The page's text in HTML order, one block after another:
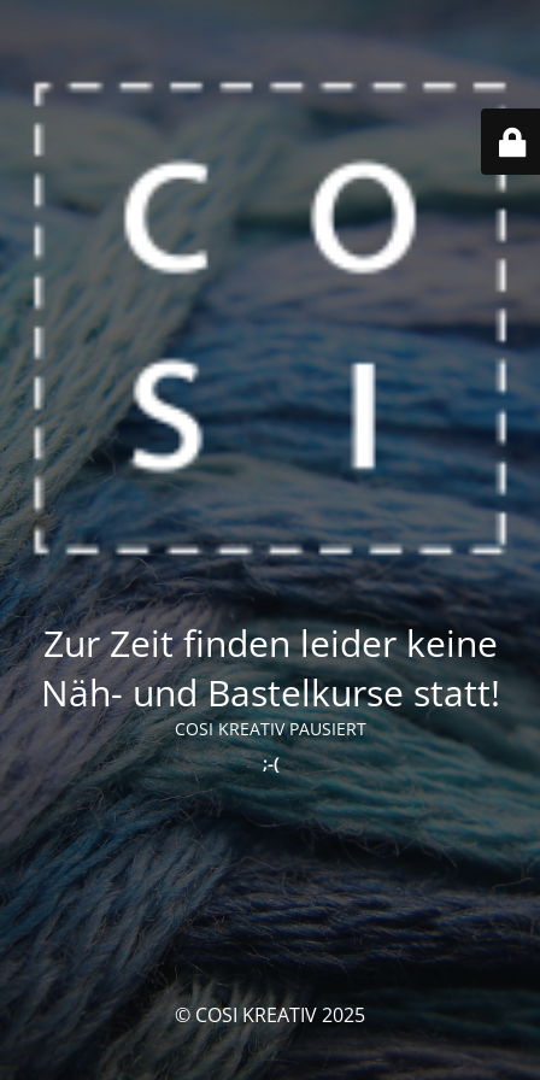
Zur Zeit finden leider keine
Näh- und Bastelkurse statt!
COSI KREATIV PAUSIERT
;-(
© COSI KREATIV 2025